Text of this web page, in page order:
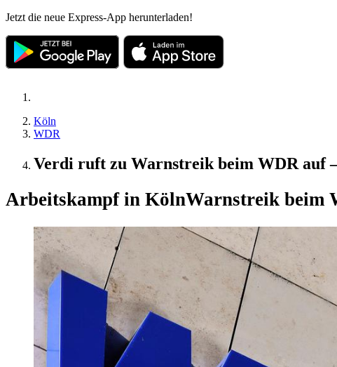
Jetzt die neue Express-App herunterladen!
Köln
WDR
Verdi ruft zu Warnstreik beim WDR auf
Arbeitskampf in KölnWarnstreik beim